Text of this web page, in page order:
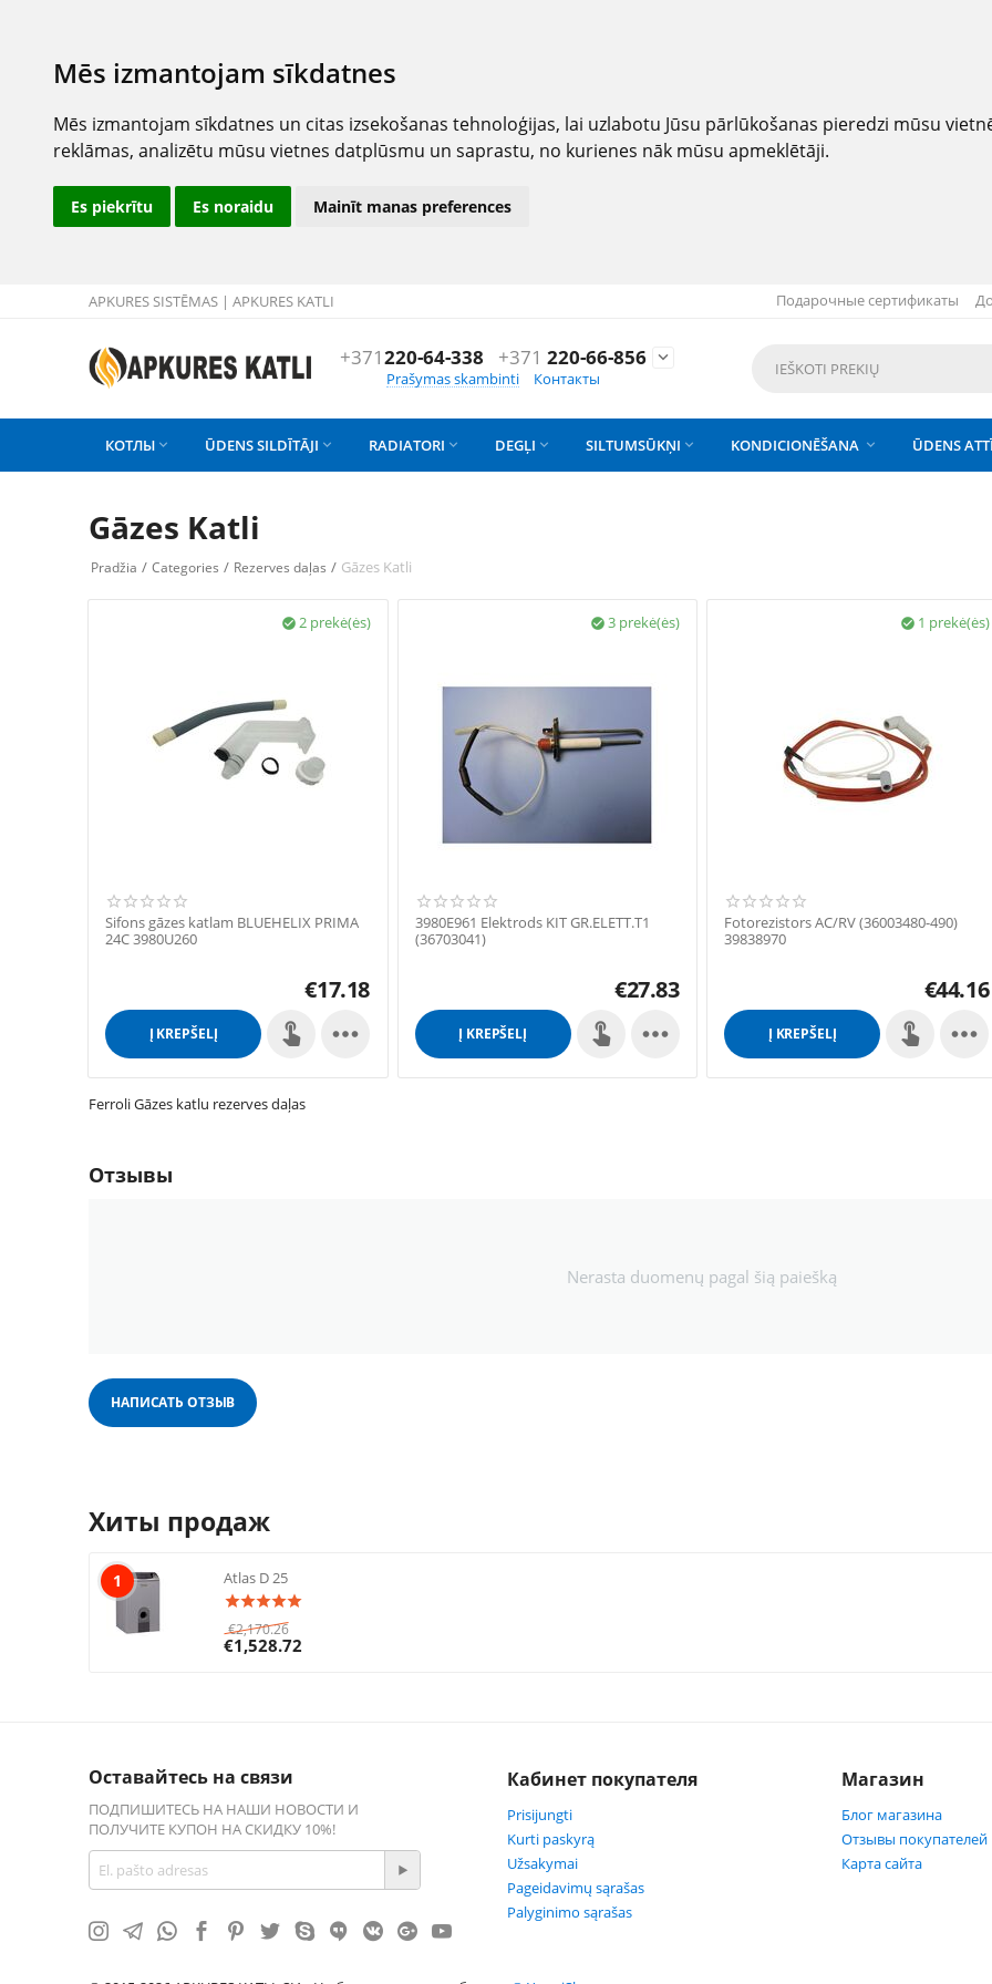
Mēs izmantojam sīkdatnes
Mēs izmantojam sīkdatnes un citas izsekošanas tehnoloģijas, lai uzlabotu Jūsu pārlūkošanas pieredzi mūsu
reklāmas, analizētu mūsu vietnes datplūsmu un saprastu, no kurienes nāk mūsu apmeklētāji.
Es piekrītu Es noraidu Mainīt manas preferences
APKURES SISTĒMAS | APKURES KATLI Подарочные сертификаты
+371220-64-338 +371 220-66-856

Prašymas skambinti
Контакты
КОТЛЫ  ŪDENS SILDĪTĀJI  RADIATORI  DEGĻI  SILTUMSŪKŅI  KONDICIONĒŠANA  ŪDENS
Gāzes Katli
Pradžia / Categories / Rezerves daļas / Gāzes Katli
2 prekė(ės)

Sifons gāzes katlam BLUEHELIX PRIMA
24C 3980U260
€17.18
Į KREPŠELĮ 
3 prekė(ės)

3980E961 Elektrods KIT GR.ELETT.T1
(36703041)
€27.83
Į KREPŠELĮ 
1 prekė(ės)

Fotorezistors AC/RV (36003480-490)
39838970
€44.16
Į KREPŠELĮ 
Ferroli Gāzes katlu rezerves daļas
Отзывы
Nerasta duomenų pagal šią paiešką
НАПИСАТЬ ОТЗЫВ
Хиты продаж
1 Atlas D 25
€2,170.26
€1,528.72
Оставайтесь на связи
ПОДПИШИТЕСЬ НА НАШИ НОВОСТИ И
ПОЛУЧИТЕ КУПОН НА СКИДКУ 10%!
Кабинет покупателя
Prisijungti
Kurti paskyrą
Užsakymai
Pageidavimų sąrašas
Palyginimo sąrašas
Магазин
Блог магазина
Отзывы покупателей
Карта сайта